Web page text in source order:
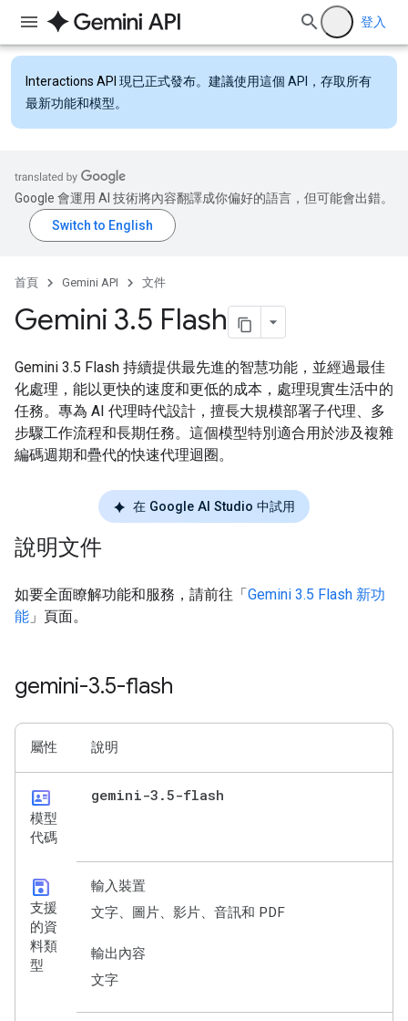
登入
Interactions API 現已正式發布。建議使用這個 API，存取所有
最新功能和模型。
Google 會運用 AI 技術將內容翻譯成你偏好的語言，但可能會出錯。
首頁 Gemini API 文件
Gemini 3.5 Flash
Gemini 3.5 Flash 持續提供最先進的智慧功能，並經過最佳
化處理，能以更快的速度和更低的成本，處理現實生活中的
任務。專為 AI 代理時代設計，擅長大規模部署子代理、多
步驟工作流程和長期任務。這個模型特別適合用於涉及複雜
編碼週期和疊代的快速代理迴圈。
在 Google AI Studio 中試用
說明文件
如要全面瞭解功能和服務，請前往「Gemini 3.5 Flash 新功
能 」頁面。
gemini-3.5-flash
屬性 說明
id_card
模型
代碼
gemini-3 .5-flash
save
支援
的資
料類
型
輸入裝置
文字、圖片、影片、音訊和 PDF
輸出內容
文字